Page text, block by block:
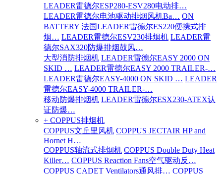
LEADER雷德尔ESP280-ESV280电动排…
LEADER雷德尔电池驱动排烟风机Ba… ON
BATTERY 法国LEADER雷德尔ES220便携式排
烟… LEADER雷德尔ESV230排烟机 LEADER雷
德尔SAX320防爆排烟鼓风…
大型消防排烟机 LEADER雷德尔EASY 2000 ON
SKID … LEADER雷德尔EASY 2000 TRAILER-…
LEADER雷德尔EASY-4000 ON SKID … LEADER
雷德尔EASY-4000 TRAILER-…
移动防爆排烟机 LEADER雷德尔ESX230-ATEX认
证防爆…
+ COPPUS排烟机
COPPUS文丘里风机 COPPUS JECTAIR HP and
Hornet H…
COPPUS轴流式排烟机 COPPUS Double Duty Heat
Killer… COPPUS Reaction Fans空气驱动反…
COPPUS CADET Ventilators通风排… COPPUS